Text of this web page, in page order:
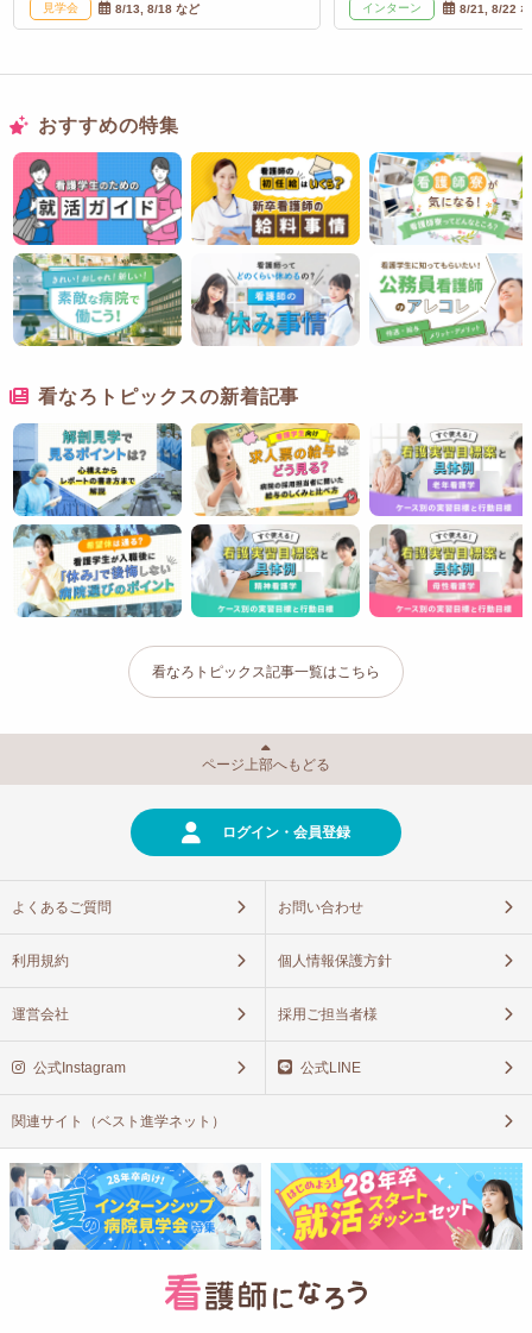
見学会 8/13, 8/18 など インターン 8/21, 8/22
おすすめの特集
看なろトピックスの新着記事
看なろトピックス記事一覧はこちら
ページ上部へもどる
ログイン・会員登録
よくあるご質問 お問い合わせ
利用規約 個人情報保護方針
運営会社 採用ご担当者様
公式Instagram 公式LINE
関連サイト（ベスト進学ネット）